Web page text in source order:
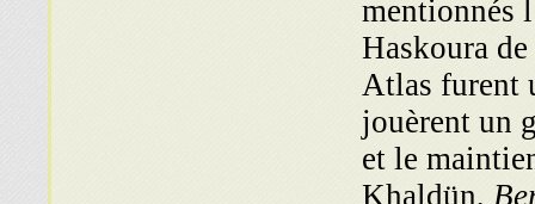
mentionnés
Haskoura
Atlas furent
jouèrent un
et le
Khaldün,